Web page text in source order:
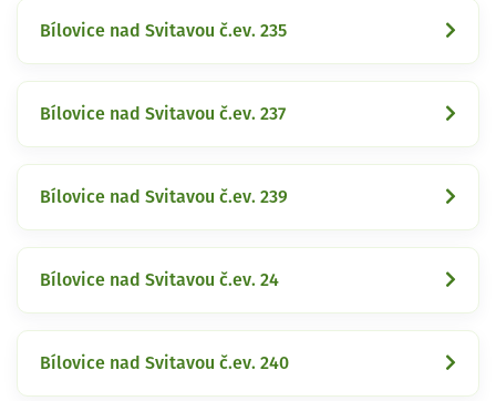
Bílovice nad Svitavou č.ev. 235
Bílovice nad Svitavou č.ev. 237
Bílovice nad Svitavou č.ev. 239
Bílovice nad Svitavou č.ev. 24
Bílovice nad Svitavou č.ev. 240